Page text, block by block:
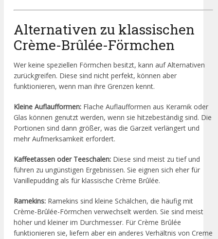
Alternativen zu klassischen
Crème-Brûlée-Förmchen
Wer keine speziellen Förmchen besitzt, kann auf Alternativen
zurückgreifen. Diese sind nicht perfekt, können aber
funktionieren, wenn man ihre Grenzen kennt.
Kleine Auflaufformen: Flache Auflaufformen aus Keramik oder
Glas können genutzt werden, wenn sie hitzebeständig sind. Die
Portionen sind dann größer, was die Garzeit verlängert und
mehr Aufmerksamkeit erfordert.
Kaffeetassen oder Teeschalen: Diese sind meist zu tief und
führen zu ungünstigen Ergebnissen. Sie eignen sich eher für
Vanillepudding als für klassische Crème Brûlée.
Ramekins: Ramekins sind kleine Schälchen, die häufig mit
Crème-Brûlée-Förmchen verwechselt werden. Sie sind meist
höher und kleiner im Durchmesser. Für Crème Brûlée
funktionieren sie, liefern aber ein anderes Verhältnis von Creme